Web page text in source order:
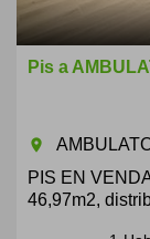
Pis a
room
PIS EN
46,97m2,